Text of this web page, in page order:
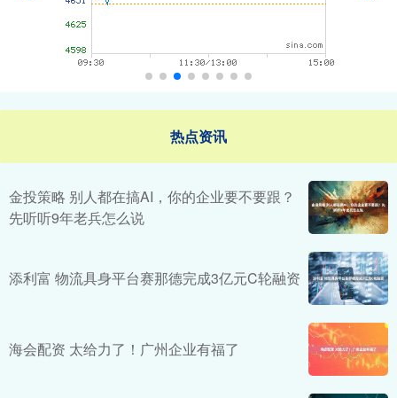
热点资讯
金投策略 别人都在搞AI，你的企业要不要跟？
先听听9年老兵怎么说
添利富 物流具身平台赛那德完成3亿元C轮融资
海会配资 太给力了！广州企业有福了